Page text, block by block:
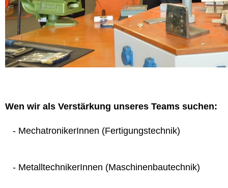
Wen wir als Verstärkung unseres Teams suchen:
- MechatronikerInnen (Fertigungstechnik)
- MetalltechnikerInnen (Maschinenbautechnik)